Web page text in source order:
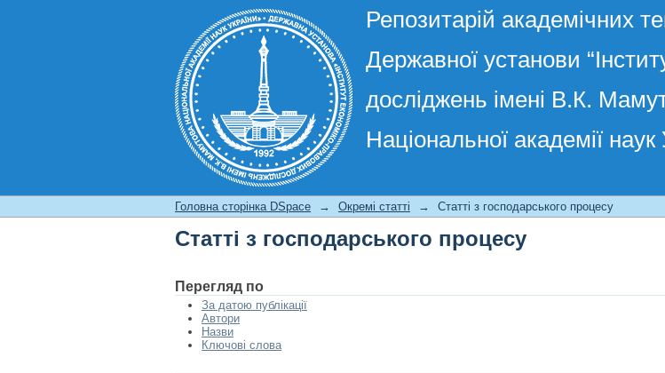
Репозитарій академічних
Державної установи
досліджень імені В.К.
Національної академії наук
Статті з господарського процесу
Головна сторінка DSpace → Окремі статті → Статті з господарського процесу
Статті з господарського процесу
Перегляд по
За датою публікації
Автори
Назви
Ключові слова